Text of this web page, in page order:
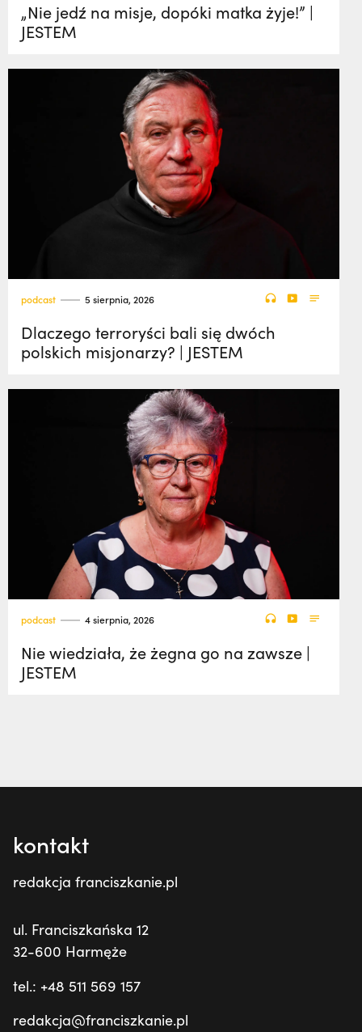
„Nie jedź na misje, dopóki matka żyje!” |
JESTEM
podcast 5 sierpnia, 2026
Dlaczego terroryści bali się dwóch
polskich misjonarzy? | JESTEM
podcast 4 sierpnia, 2026
Nie wiedziała, że żegna go na zawsze |
JESTEM
kontakt
redakcja franciszkanie.pl
ul. Franciszkańska 12
32-600 Harmęże
tel.: +48 511 569 157
redakcja@franciszkanie.pl